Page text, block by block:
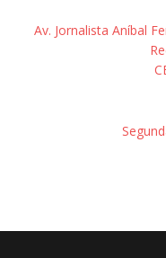
Av. Jornalista Aníbal